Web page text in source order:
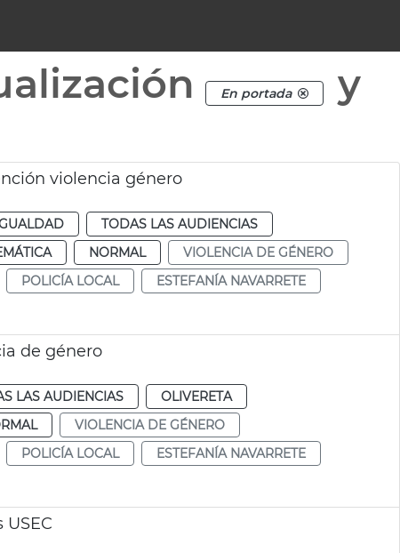
En portada
y
violencia género
TODAS LAS AUDIENCIAS
NORMAL
VIOLENCIA DE GÉNERO
POLICÍA LOCAL
ESTEFANÍA NAVARRETE
de género
LAS AUDIENCIAS
OLIVERETA
VIOLENCIA DE GÉNERO
POLICÍA LOCAL
ESTEFANÍA NAVARRETE